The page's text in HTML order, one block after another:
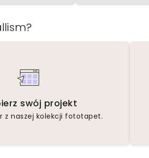
swój projekt
z naszej kolekcji fototapet.